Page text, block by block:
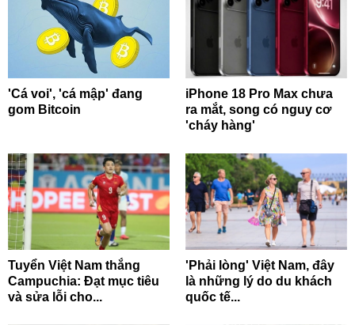
'Cá voi', 'cá mập' đang
gom Bitcoin
iPhone 18 Pro Max chưa
ra mắt, song có nguy cơ
'cháy hàng'
Tuyển Việt Nam thắng
Campuchia: Đạt mục tiêu
và sửa lỗi cho...
'Phải lòng' Việt Nam, đây
là những lý do du khách
quốc tế...